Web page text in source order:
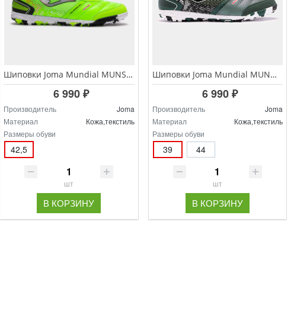
Шиповки Joma Mundial MUNS.2511.TF
6 990 ₽
Производитель
Joma
Материал
Кожа,текстиль
Размеры обуви
42,5
шт
В КОРЗИНУ
Шиповки Joma Mundial MUNW.2423.TF
6 990 ₽
Производитель
Joma
Материал
Кожа,текстиль
Размеры обуви
39 44
шт
В КОРЗИНУ